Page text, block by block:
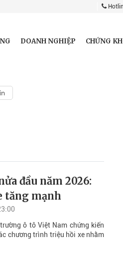
DOANH NGHIỆP CHỨNG
đầu năm 2026:
tăng mạnh
ô tô Việt Nam chứng kiến
chương trình triệu hồi xe nhằm